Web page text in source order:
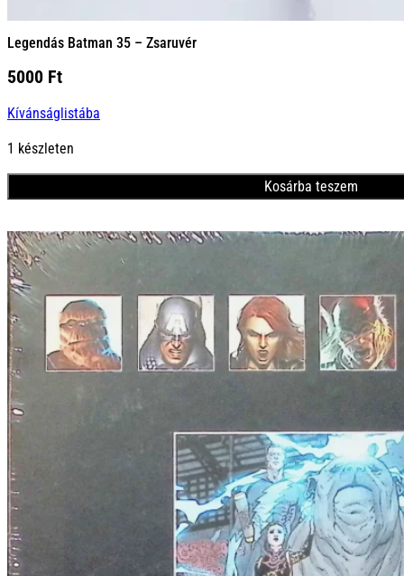
Legendás Batman 35 – Zsaruvér
5000 Ft
Kívánságlistába
1 készleten
Kosárba teszem